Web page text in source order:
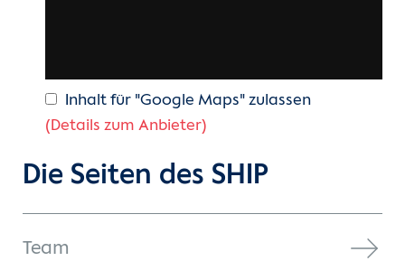
Inhalt für "Google Maps" zulassen
(Details zum Anbieter)
Die Seiten des SHIP
Team